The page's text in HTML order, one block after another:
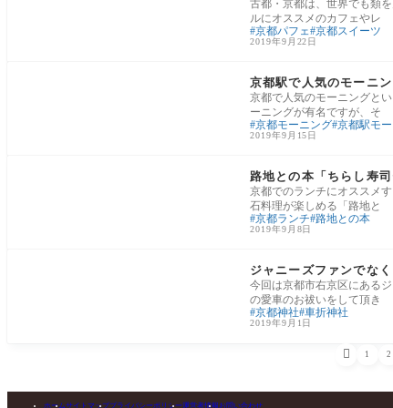
古都・京都は、世界でも類
ルにオススメのカフェやレ
京都パフェ 京都スイーツ
2019年9月22日
京都駅で人気のモーニ
京都で人気のモーニングと
ーニングが有名ですが、そ
京都モーニング 京都駅モ
2019年9月15日
路地との本「ちらし寿
京都でのランチにオススメ
石料理が楽しめる「路地と
京都ランチ 路地との本
2019年9月8日
ジャニーズファンでな
今回は京都市右京区にある
の愛車のお祓いをして頂き
京都神社 車折神社
2019年9月1日
 1 2
ホームサイトマッププライバシーポリシー運営者情報お問い合わせ